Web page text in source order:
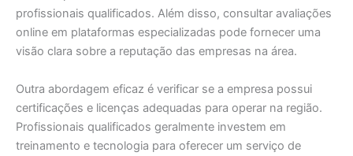
profissionais qualificados. Além disso, consultar avaliações
online em plataformas especializadas pode fornecer uma
visão clara sobre a reputação das empresas na área.
Outra abordagem eficaz é verificar se a empresa possui
certificações e licenças adequadas para operar na região.
Profissionais qualificados geralmente investem em
treinamento e tecnologia para oferecer um serviço de